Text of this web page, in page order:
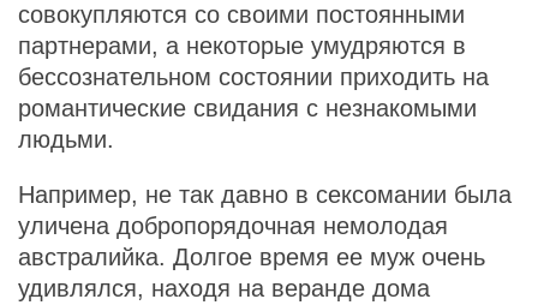
совокупляются со своими постоянными
партнерами, а некоторые умудряются в
бессознательном состоянии приходить на
романтические свидания с незнакомыми
людьми.
Например, не так давно в сексомании была
уличена добропорядочная немолодая
австралийка. Долгое время ее муж очень
удивлялся, находя на веранде дома